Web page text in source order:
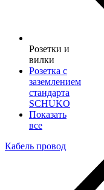
Розетки и
вилки
Розетка с
заземлением
стандарта
SCHUKO
Показать
все
Кабель провод